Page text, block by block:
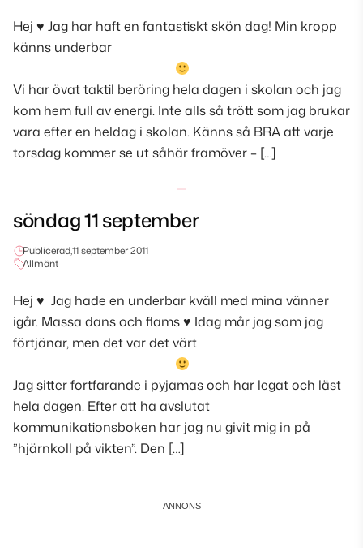
Hej ♥ Jag har haft en fantastiskt skön dag! Min kropp
känns underbar
Vi har övat taktil beröring hela dagen i skolan och jag
kom hem full av energi. Inte alls så trött som jag brukar
vara efter en heldag i skolan. Känns så BRA att varje
torsdag kommer se ut såhär framöver – […]
söndag 11 september
Publicerad,11 september 2011
Allmänt
Hej ♥ Jag hade en underbar kväll med mina vänner
igår. Massa dans och flams♥ Idag mår jag som jag
förtjänar, men det var det värt
Jag sitter fortfarande i pyjamas och har legat och läst
hela dagen. Efter att ha avslutat
kommunikationsboken har jag nu givit mig in på
”hjärnkoll på vikten”. Den […]